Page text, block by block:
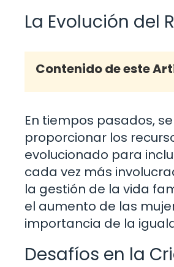
La Evolución del
Contenido de este
En tiempos pasados,
proporcionar los
evolucionado para
cada vez más
la gestión de la vida
el aumento de las
importancia de la
Desafíos en la